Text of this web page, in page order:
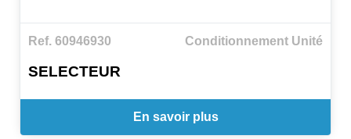
Ref. 60946930 Conditionnement Unité
SELECTEUR
En savoir plus